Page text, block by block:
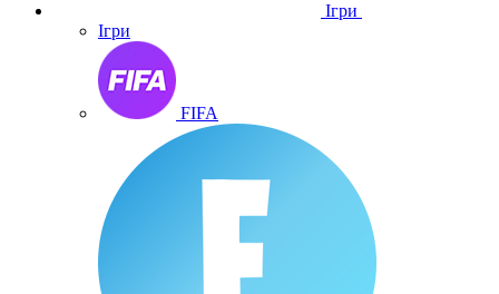
Ігри
Ігри
FIFA